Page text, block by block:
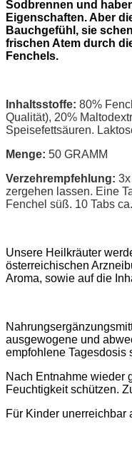
Sodbrennen und
Eigenschaften. Aber
Bauchgefühl, sie
frischen Atem durch
Fenchels.
Inhaltsstoffe: 80%
Qualität), 20%
Speisefettsäuren.
Menge: 50 GRAMM
Verzehrempfehlung:
zergehen lassen. Eine
Fenchel süß. 10 Tabs
Unsere Heilkräuter
österreichischen
Aroma, sowie auf die
ausgewogene und
empfohlene Tagesdosis
Nach Entnahme wieder
Feuchtigkeit schützen.
Für Kinder unerreichbar